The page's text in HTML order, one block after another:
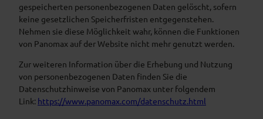
gespeicherten personenbezogenen Daten gelöscht, sofern
keine gesetzlichen Speicherfristen entgegenstehen.
Nehmen sie diese Möglichkeit wahr, können die Funktionen
von Panomax auf der Website nicht mehr genutzt werden.
Zur weiteren Information über die Erhebung und Nutzung
von personenbezogenen Daten finden Sie die
Datenschutzhinweise von Panomax unter folgendem
Link: https://www.panomax.com/datenschutz.html